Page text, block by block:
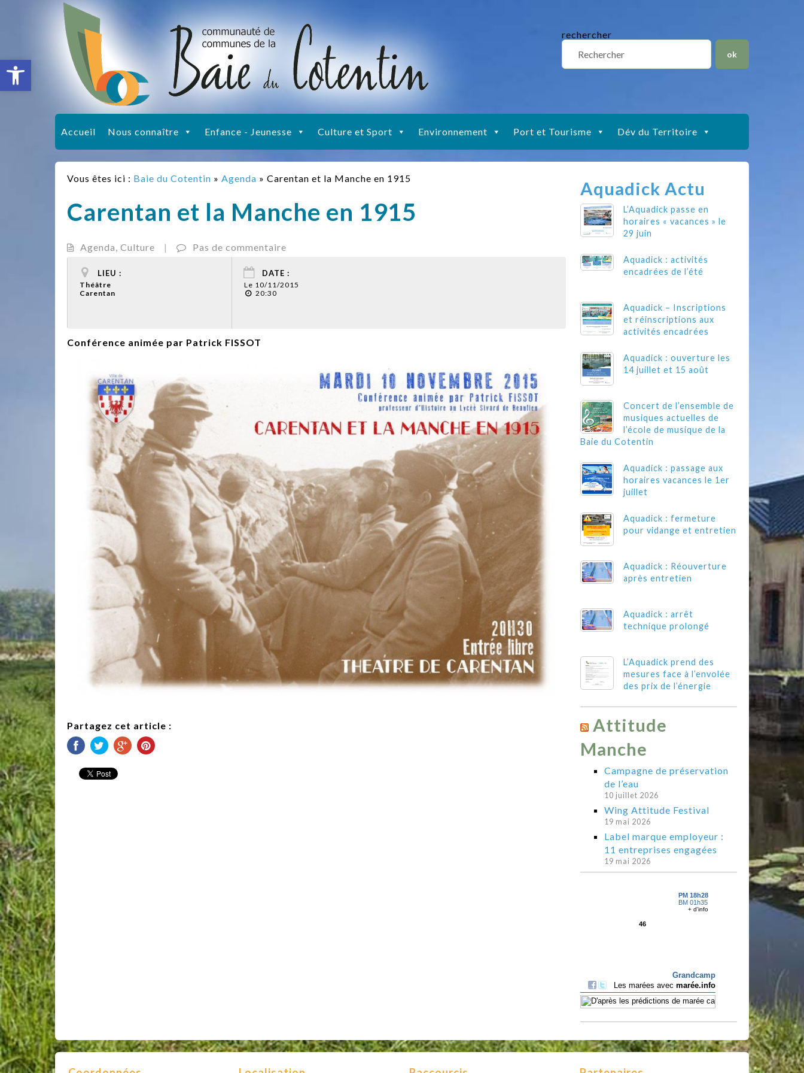
Ouvrir la barre d’outils
rechercher
Accueil Nous connaître Enfance - Jeunesse Culture et Sport Environnement Port et Tourisme Dév du Territoire
Vous êtes ici : Baie du Cotentin » Agenda » Carentan et la Manche en 1915
Carentan et la Manche en 1915
Agenda, Culture | Pas de commentaire
LIEU :
Théâtre
Carentan
DATE :
Le 10/11/2015
20:30
Conférence animée par Patrick FISSOT
Partagez cet article :
Aquadick Actu
L’Aquadick passe en
horaires « vacances » le
29 juin
Aquadick : activités
encadrées de l’été
Aquadick – Inscriptions
et réinscriptions aux
activités encadrées
Aquadick : ouverture les
14 juillet et 15 août
Concert de l’ensemble de
musiques actuelles de
l’école de musique de la
Baie du Cotentin
Aquadick : passage aux
horaires vacances le 1er
juillet
Aquadick : fermeture
pour vidange et entretien
Aquadick : Réouverture
après entretien
Aquadick : arrêt
technique prolongé
L’Aquadick prend des
mesures face à l’envolée
des prix de l’énergie
Attitude
Manche
Campagne de préservation
de l’eau
10 juillet 2026
Wing Attitude Festival
19 mai 2026
Label marque employeur :
11 entreprises engagées
19 mai 2026